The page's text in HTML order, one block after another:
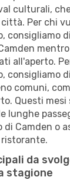
culturali,
Per chi
consigliamo
all'aperto.
consigliamo
comuni,
Questi
lunghe
Camden o
ristorante.
da
stagione